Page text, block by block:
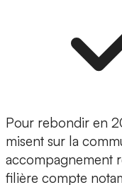
Pour rebondir en
misent sur la
accompagnement
filière compte